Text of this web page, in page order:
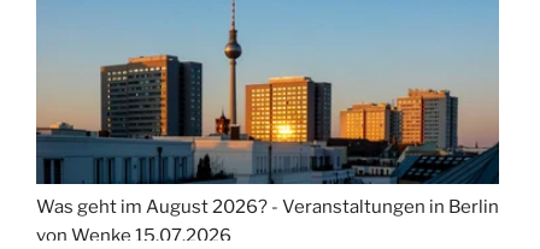
Was geht im August 2026? - Veranstaltungen in Berlin
von Wenke 15.07.2026